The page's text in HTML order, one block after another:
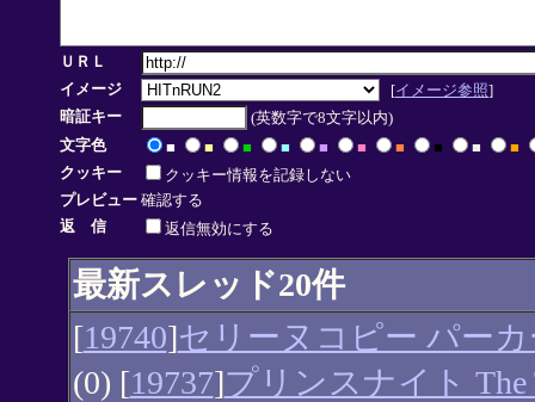
ＵＲＬ
イメージ
[イメージ参照]
暗証キー
(英数字で8文字以内)
文字色
■ ■ ■ ■ ■ ■ ■ ■ ■
■
クッキー
クッキー情報を記録しない
プレビュー 確認する
返 信
返信無効にする
最新スレッド20件
[19740]セリーヌコピー パー
(0) [19737]プリンスナイト The